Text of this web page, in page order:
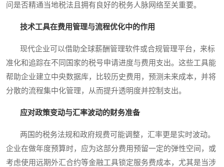
问是否精通当地税法且拥有良好的税务人脉网络至关重要。
技术工具在费用管理与流程优化中的作用
现代企业可以借助全球薪酬管理软件或合规管理平台，来标
准化和追踪在不同国家的税号申请进度与费用支出。这些工具能
帮助企业建立中央数据库，比较历史费用，预测未来成本，并将
分散的流程集中化管理，从而提升透明度并控制支出。
应对政策变动与汇率波动的财务准备
两国的税务法规和政府规费可能调整，汇率更是实时波动。
企业在做年度预算时，应为这部分费用预留一定的弹性空间，或
考虑使用远期外汇合约等金融工具锁定服务费成本，尤其是当涉